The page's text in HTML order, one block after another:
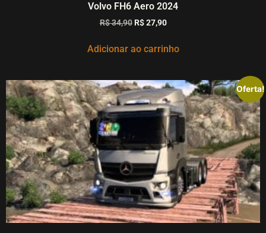
Volvo FH6 Aero 2024
R$34,90 R$27,90
Adicionar ao carrinho
Oferta!